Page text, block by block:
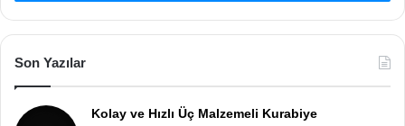
Son Yazılar
Kolay ve Hızlı Üç Malzemeli Kurabiye